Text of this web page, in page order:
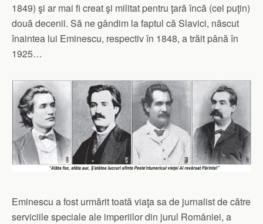
1849) şi ar mai fi creat şi militat pentru ţară încă (cel puţin)
două decenii. Să ne gândim la faptul că Slavici, născut
înaintea lui Eminescu, respectiv în 1848, a trăit până în
1925…
Eminescu a fost urmărit toată viaţa sa de jurnalist de către
serviciile speciale ale imperiilor din jurul României, a